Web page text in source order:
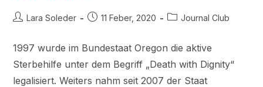
Lara Soleder 11 Feber, 2020 Journal Club
1997 wurde im Bundestaat Oregon die aktive
Sterbehilfe unter dem Begriff „Death with Dignity“
legalisiert. Weiters nahm seit 2007 der Staat